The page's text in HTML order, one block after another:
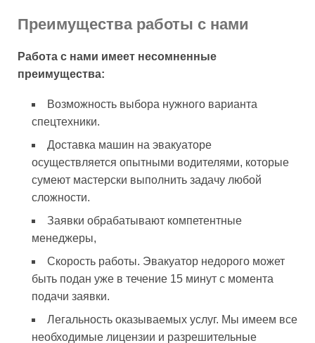
Преимущества работы с нами
Работа с нами имеет несомненные
преимущества:
Возможность выбора нужного варианта
спецтехники.
Доставка машин на эвакуаторе
осуществляется опытными водителями, которые
сумеют мастерски выполнить задачу любой
сложности.
Заявки обрабатывают компетентные
менеджеры,
Скорость работы. Эвакуатор недорого может
быть подан уже в течение 15 минут с момента
подачи заявки.
Легальность оказываемых услуг. Мы имеем все
необходимые лицензии и разрешительные